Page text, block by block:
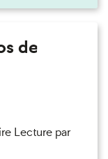
de
Lecture par